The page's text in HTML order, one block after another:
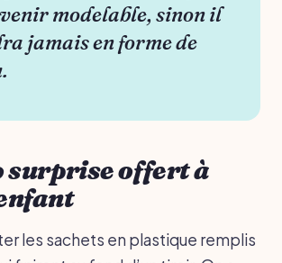
modelable, sinon il
jamais en forme de
surprise offert à
les sachets en plastique remplis